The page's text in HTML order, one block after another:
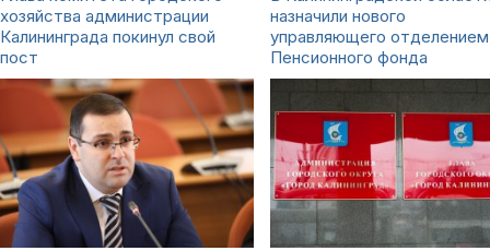
хозяйства администрации
Калининграда покинул свой
пост
назначили нового
управляющего отделением
Пенсионного фонда